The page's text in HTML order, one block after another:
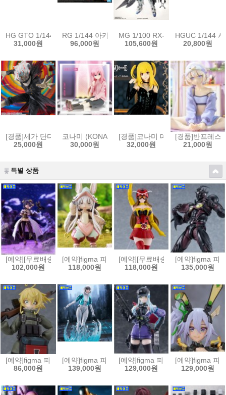
HG GTO 1/144 RX-78-2 퍼스트 건담 디 오리진 Ver.[4573102589293]
31,000원
RG 1/144 아카츠키건담(오오와시장비
96,000원
MG 1/100 RX-0 FULL ARMOR
105,600원
HGUC 1/144
20,800원
[경품]세가 단다단 FIGURIZMα 피규어 오카룬 변신 트랜스폼 비쥬얼
25,000원
코나미 (KONAMI) 봇치 더 록 피그큐브 피규어 고토
30,000원
[경품]코나미 데스노트 프라이즈
32,000원
[경품]반프레스
21,000원
특별 상품
[예약][무료배송]figma 피그마 마법소녀를 동경해서 - 마지아 베제
102,000원
[예약]figma 피그마 메이드 인 어비스 열일의 황금
118,000원
[예약][무료배송]figma 피그마 토
118,000원
[예약]figma 피
135,000원
[예약]figma 피그마 극장판 유녀전기 타냐 데그레챠프
86,000원
[예약]figma 피그마 퍼스트 디센던트 - 밸비
139,000원
[예약]figma 피그마 소녀전선2 망
129,000원
[예약]figma 피
129,000원